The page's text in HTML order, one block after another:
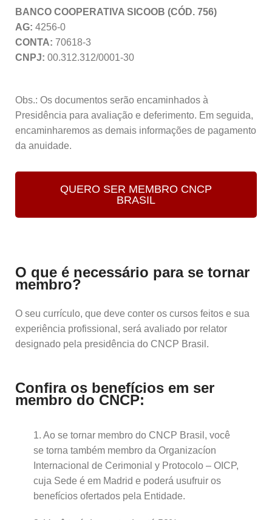
BANCO COOPERATIVA SICOOB (CÓD. 756)
AG: 4256-0
CONTA: 70618-3
CNPJ: 00.312.312/0001-30
Obs.: Os documentos serão encaminhados à
Presidência para avaliação e deferimento. Em seguida,
encaminharemos as demais informações de pagamento
da anuidade.
QUERO SER MEMBRO CNCP
BRASIL
O que é necessário para se tornar
membro?
O seu currículo, que deve conter os cursos feitos e sua
experiência profissional, será avaliado por relator
designado pela presidência do CNCP Brasil.
Confira os benefícios em ser
membro do CNCP:
1. Ao se tornar membro do CNCP Brasil, você
se torna também membro da Organizacíon
Internacional de Cerimonial y Protocolo – OICP,
cuja Sede é em Madrid e poderá usufruir os
benefícios ofertados pela Entidade.